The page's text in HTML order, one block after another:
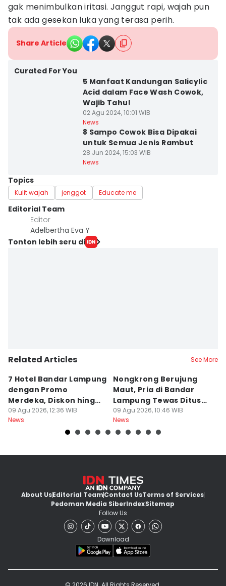
gak menimbulkan iritasi. Janggut rapi, wajah pun
tak ada gesekan luka yang terasa perih.
Share Article
Curated For You
5 Manfaat Kandungan Salicylic
Acid dalam Face Wash Cowok,
Wajib Tahu!
02 Agu 2024, 10:01 WIB
News
8 Sampo Cowok Bisa Dipakai
untuk Semua Jenis Rambut
28 Jun 2024, 15:03 WIB
News
Topics
Kulit wajah jenggot Educate me
Editorial Team
Editor
Adelbertha Eva Y
Tonton lebih seru di
Related Articles See More
7 Hotel Bandar Lampung
dengan Promo
Merdeka, Diskon hingga
50 Persen
09 Agu 2026, 12:36 WIB
News
Nongkrong Berujung
Maut, Pria di Bandar
Lampung Tewas Ditusuk
Teman
09 Agu 2026, 10:46 WIB
News
About UsEditorial TeamContact UsTerms of Services
Pedoman Media SiberIndexSitemap
Follow Us
Download